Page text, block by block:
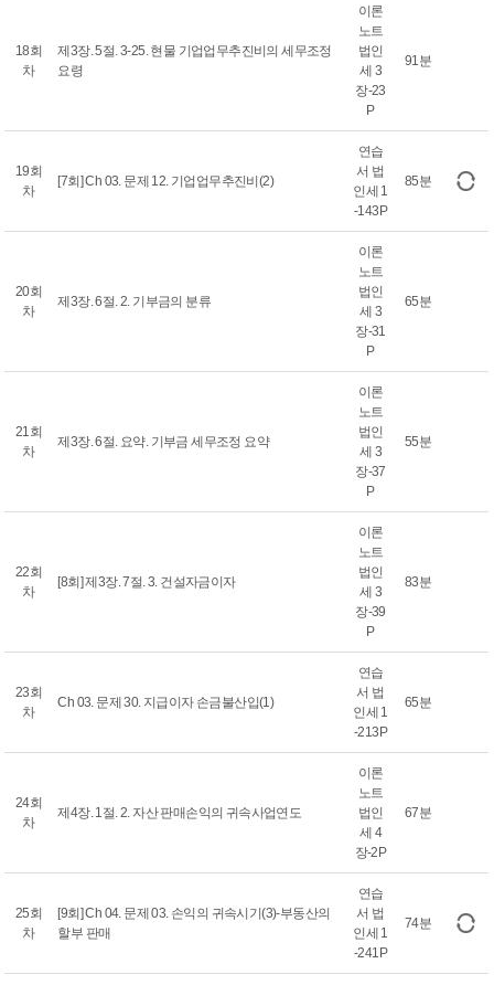
18회
차
제3장. 5절. 3-25. 현물 기업업무추진비의 세무조정
요령
이론
노트
법인
세 3
장-23
P
91분
19회
차
[7회] Ch 03. 문제 12. 기업업무추진비(2)
연습
서 법
인세 1
-143P
85분
20회
차
제3장. 6절. 2. 기부금의 분류
이론
노트
법인
세 3
장-31
P
65분
21회
차
제3장. 6절. 요약. 기부금 세무조정 요약
이론
노트
법인
세 3
장-37
P
55분
22회
차
[8회] 제3장. 7절. 3. 건설자금이자
이론
노트
법인
세 3
장-39
P
83분
23회
차
Ch 03. 문제 30. 지급이자 손금불산입(1)
연습
서 법
인세 1
-213P
65분
24회
차
제4장. 1절. 2. 자산 판매손익의 귀속사업연도
이론
노트
법인
세 4
장-2P
67분
25회
차
[9회] Ch 04. 문제 03. 손익의 귀속시기(3)-부동산의
할부 판매
연습
서 법
인세 1
-241P
74분